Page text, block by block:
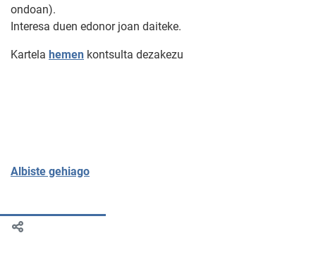
ondoan).
Interesa duen edonor joan daiteke.
Kartela hemen kontsulta dezakezu
Albiste gehiago